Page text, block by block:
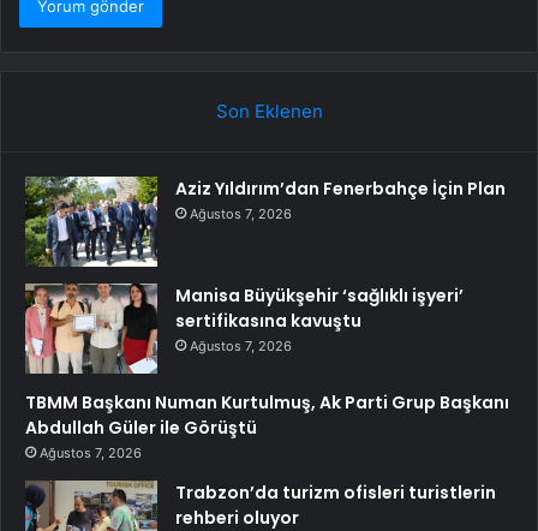
Son Eklenen
Aziz Yıldırım’dan Fenerbahçe İçin Plan
Ağustos 7, 2026
Manisa Büyükşehir ‘sağlıklı işyeri’
sertifikasına kavuştu
Ağustos 7, 2026
TBMM Başkanı Numan Kurtulmuş, Ak Parti Grup Başkanı
Abdullah Güler ile Görüştü
Ağustos 7, 2026
Trabzon’da turizm ofisleri turistlerin
rehberi oluyor